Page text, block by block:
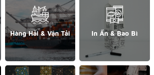
Hàng Hải & Vận Tải In Ấn & Bao Bì